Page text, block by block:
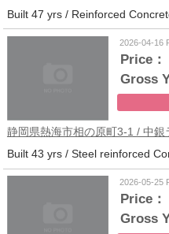
2026-04-16
Price：
Gross
静岡県熱海市相の原町3-1 / 中
2026-05-25
Price：
Gross